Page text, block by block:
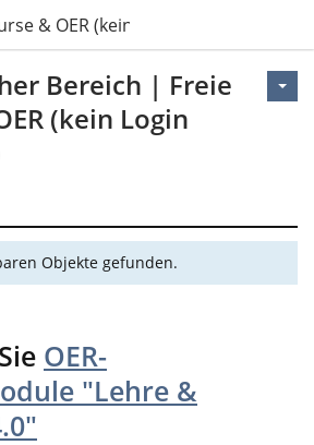
& OER (kein Login erforderlich)
Bereich | Freie
(kein Login
Objekte gefunden.
OER-
"Lehre &